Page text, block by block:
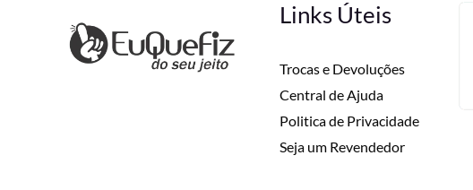
Links Úteis
Trocas e Devoluções
Central de Ajuda
Politica de Privacidade
Seja um Revendedor